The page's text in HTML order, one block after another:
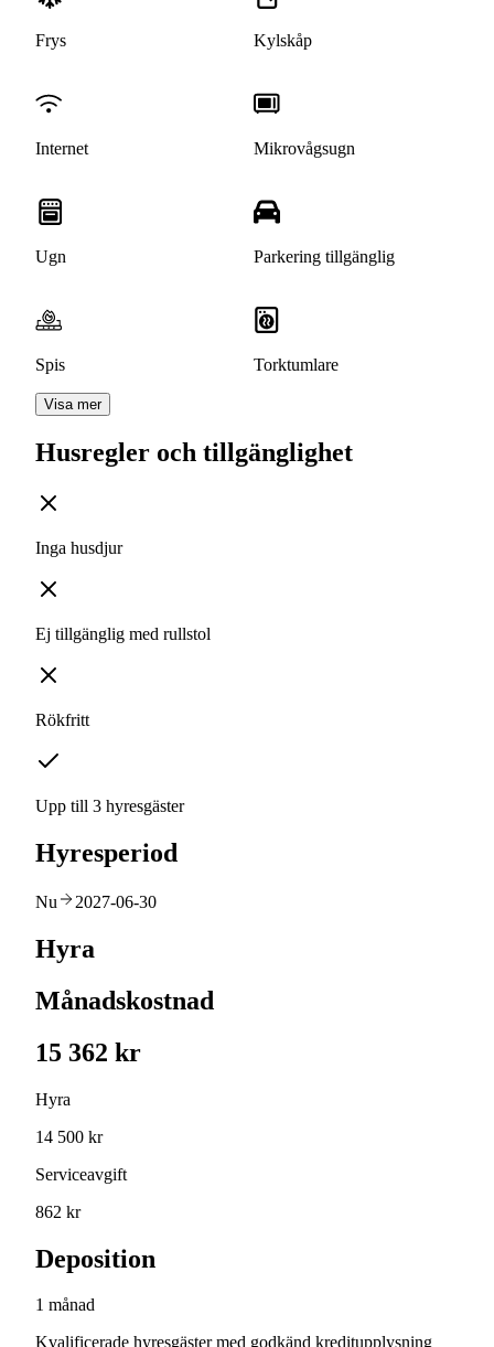
Frys Kylskåp
Internet Mikrovågsugn
Ugn Parkering tillgänglig
Spis Torktumlare
Visa mer
Husregler och tillgänglighet
Inga husdjur
Ej tillgänglig med rullstol
Rökfritt
Upp till 3 hyresgäster
Hyresperiod
Nu 2027-06-30
Hyra
Månadskostnad
15 362 kr
Hyra
14 500 kr
Serviceavgift
862 kr
Deposition
1 månad
Kvalificerade hyresgäster med godkänd kreditupplysning